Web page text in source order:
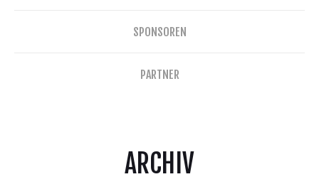
SPONSOREN
PARTNER
ARCHIV